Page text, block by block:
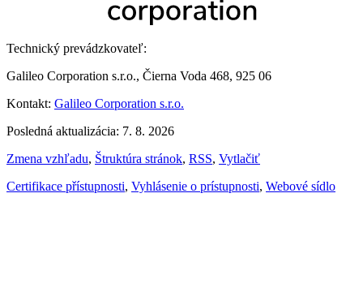
Technický prevádzkovateľ:
Galileo Corporation s.r.o., Čierna Voda 468, 925 06
Kontakt: Galileo Corporation s.r.o.
Posledná aktualizácia: 7. 8. 2026
Zmena vzhľadu, Štruktúra stránok, RSS, Vytlačiť
Certifikace přístupnosti, Vyhlásenie o prístupnosti, Webové sídlo